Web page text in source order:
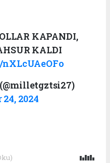
KAPANDI,
KALDI
2024